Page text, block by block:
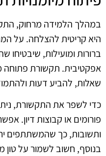
במהלך הלמידה מרחוק,
היא קריטית להצלחה. על
ברורות ומועילות, שיבטיחו
אפקטיבית. תקשורת
שאלות, להביע דעות
כדי לשפר את התקשורת,
פורומים או קבוצות דיון.
ותשובות, כך שהמשתתפים
בנוסף, חשוב לשמור על טון